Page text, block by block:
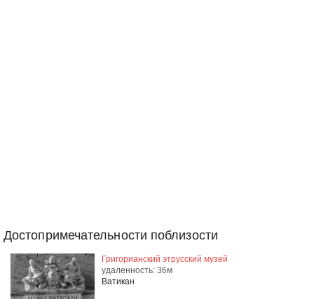
Достопримечательности поблизости
Григорианский этрусский музей
удаленность: 36м
Ватикан